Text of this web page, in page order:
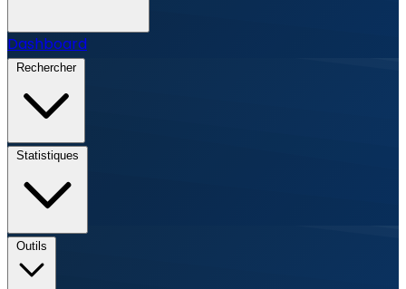
Dashboard
Rechercher
Statistiques
Outils